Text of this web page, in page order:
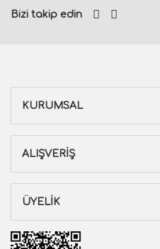
Bizi takip edin
KURUMSAL
ALIŞVERİŞ
ÜYELİK